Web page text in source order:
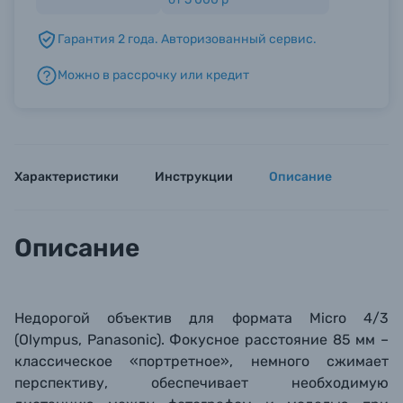
Б/У фототехника (Комиссионные товары)
Гарантия 2 года. Авторизованный сервис.
Можно в рассрочку или кредит
Характеристики Инструкции Описание
Описание
Недорогой объектив для формата Micro 4/3
(Olympus, Panasonic). Фокусное расстояние 85 мм –
классическое «портретное», немного сжимает
перспективу, обеспечивает необходимую